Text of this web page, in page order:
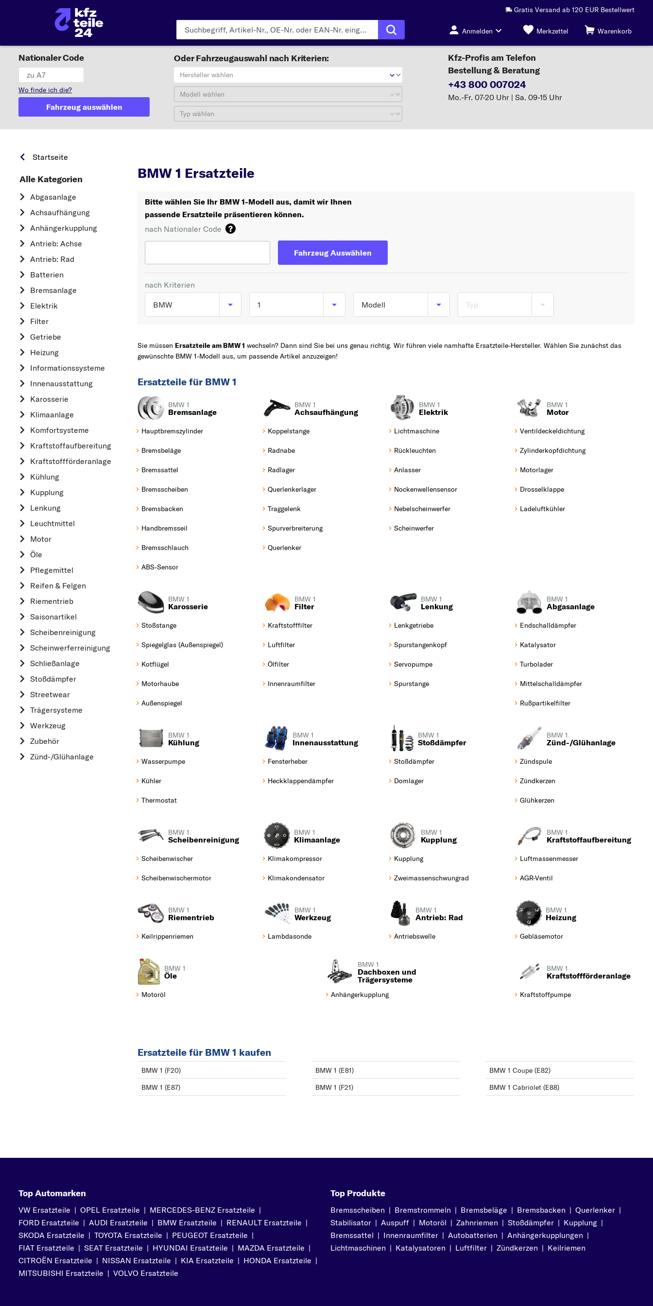
Gratis Versand ab 120 EUR Bestellwert
Anmelden Merkzettel Warenkorb
Nationaler Code
Wo finde ich die?
Fahrzeug auswählen
Oder Fahrzeugauswahl nach Kriterien:
Hersteller wählen
Modell wählen
Typ wählen
Kfz-Profis am Telefon
Bestellung & Beratung
+43 800 007024
Mo.-Fr. 07-20 Uhr | Sa. 09-15 Uhr
Startseite
Alle Kategorien
Abgasanlage
Achsaufhängung
Anhängerkupplung
Antrieb: Achse
Antrieb: Rad
Batterien
Bremsanlage
Elektrik
Filter
Getriebe
Heizung
Informationssysteme
Innenausstattung
Karosserie
Klimaanlage
Komfortsysteme
Kraftstoff­aufbereitung
Kraftstoff­förderanlage
Kühlung
Kupplung
Lenkung
Leuchtmittel
Motor
Öle
Pflegemittel
Reifen & Felgen
Riementrieb
Saisonartikel
Scheibenreinigung
Scheinwerferreinigung
Schließanlage
Stoßdämpfer
Streetwear
Trägersysteme
Werkzeug
Zubehör
Zünd-/Glühanlage
BMW 1 Ersatzteile
Bitte wählen Sie Ihr BMW 1-Modell aus, damit wir Ihnen
passende Ersatzteile präsentieren können.
nach Nationaler Code
Fahrzeug Auswählen
nach Kriterien
BMW
VW
OPEL
FORD
AUDI
A
ALFA ROMEO
AUDI
C
CHEVROLET
DACIA
DAIHATSU
FIAT
FORD
H
HONDA
KIA
L
M
MAZDA
MERCEDES-BENZ
N
O
P
PEUGEOT
R
RENAULT
S
SKODA
SMART
SUBARU
V
VOLVO
VW
1
3
5
02
i3
X4
X5
Z4
Modell
12/2011
1 (F21) ab 12/2011
1 Cabriolet (E88) ab
03/2008 bis 12/2013
1 Coupe (E82) ab
Typ
Sie müssen Ersatzteile am BMW 1 wechseln? Dann sind Sie bei uns genau richtig. Wir führen viele namhafte Ersatzteile-Hersteller. Wählen Sie zunächst das
gewünschte BMW 1-Modell aus, um passende Artikel anzuzeigen!
Ersatzteile für BMW 1
BMW 1
Bremsanlage
Hauptbremszylinder
Bremsbeläge
Bremssattel
Bremsscheiben
Bremsbacken
Handbremsseil
Bremsschlauch
ABS-Sensor
BMW 1
Achsaufhängung
Koppelstange
Radnabe
Radlager
Querlenkerlager
Traggelenk
Spurverbreiterung
Querlenker
BMW 1
Elektrik
Lichtmaschine
Rückleuchten
Anlasser
Nockenwellensensor
Nebelscheinwerfer
Scheinwerfer
BMW 1
Motor
Ventildeckeldichtung
Zylinderkopfdichtung
Motorlager
Drosselklappe
Ladeluftkühler
BMW 1
Karosserie
Stoßstange
Spiegelglas (Außenspiegel)
Kotflügel
Motorhaube
Außenspiegel
BMW 1
Filter
Kraftstofffilter
Luftfilter
Ölfilter
Innenraumfilter
BMW 1
Lenkung
Lenkgetriebe
Spurstangenkopf
Servopumpe
Spurstange
BMW 1
Abgasanlage
Endschalldämpfer
Katalysator
Turbolader
Mittelschalldämpfer
Rußpartikelfilter
BMW 1
Kühlung
Wasserpumpe
Kühler
Thermostat
BMW 1
Innenausstattung
Fensterheber
Heckklappendämpfer
BMW 1
Stoßdämpfer
Stoßdämpfer
Domlager
BMW 1
Zünd-/Glühanlage
Zündspule
Zündkerzen
Glühkerzen
BMW 1
Scheibenreinigung
Scheibenwischer
Scheibenwischermotor
BMW 1
Klimaanlage
Klimakompressor
Klimakondensator
BMW 1
Kupplung
Kupplung
Zweimassenschwungrad
BMW 1
Kraftstoffaufbereitung
Luftmassenmesser
AGR-Ventil
BMW 1
Riementrieb
Keilrippenriemen
BMW 1
Werkzeug
Lambdasonde
BMW 1
Antrieb: Rad
Antriebswelle
BMW 1
Heizung
Gebläsemotor
BMW 1
Öle
Motoröl
BMW 1
Dachboxen und
Trägersysteme
Anhängerkupplung
BMW 1
Kraftstoffförderanlage
Kraftstoffpumpe
Ersatzteile für BMW 1 kaufen
BMW 1 (F20)
BMW 1 (E87)
BMW 1 (E81)
BMW 1 (F21)
BMW 1 Coupe (E82)
BMW 1 Cabriolet (E88)
Top Automarken
VW Ersatzteile | OPEL Ersatzteile | MERCEDES-BENZ Ersatzteile |
FORD Ersatzteile | AUDI Ersatzteile | BMW Ersatzteile | RENAULT Ersatzteile |
SKODA Ersatzteile | TOYOTA Ersatzteile | PEUGEOT Ersatzteile |
FIAT Ersatzteile | SEAT Ersatzteile | HYUNDAI Ersatzteile | MAZDA Ersatzteile |
CITROËN Ersatzteile | NISSAN Ersatzteile | KIA Ersatzteile | HONDA Ersatzteile |
MITSUBISHI Ersatzteile | VOLVO Ersatzteile
Top Produkte
Bremsscheiben | Bremstrommeln | Bremsbeläge | Bremsbacken | Querlenker |
Stabilisator | Auspuff | Motoröl | Zahnriemen | Stoßdämpfer | Kupplung |
Bremssattel | Innenraumfilter | Autobatterien | Anhängerkupplungen |
Lichtmaschinen | Katalysatoren | Luftfilter | Zündkerzen | Keilriemen